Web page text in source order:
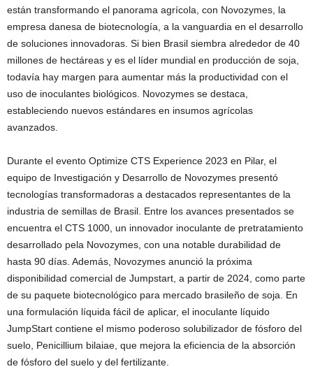
están transformando el panorama agrícola, con Novozymes, la
empresa danesa de biotecnología, a la vanguardia en el desarrollo
de soluciones innovadoras. Si bien Brasil siembra alrededor de 40
millones de hectáreas y es el líder mundial en producción de soja,
todavía hay margen para aumentar más la productividad con el
uso de inoculantes biológicos. Novozymes se destaca,
estableciendo nuevos estándares en insumos agrícolas
avanzados.
Durante el evento Optimize CTS Experience 2023 en Pilar, el
equipo de Investigación y Desarrollo de Novozymes presentó
tecnologías transformadoras a destacados representantes de la
industria de semillas de Brasil. Entre los avances presentados se
encuentra el CTS 1000, un innovador inoculante de pretratamiento
desarrollado pela Novozymes, con una notable durabilidad de
hasta 90 días. Además, Novozymes anunció la próxima
disponibilidad comercial de Jumpstart, a partir de 2024, como parte
de su paquete biotecnológico para mercado brasileño de soja. En
una formulación líquida fácil de aplicar, el inoculante líquido
JumpStart contiene el mismo poderoso solubilizador de fósforo del
suelo, Penicillium bilaiae, que mejora la eficiencia de la absorción
de fósforo del suelo y del fertilizante.